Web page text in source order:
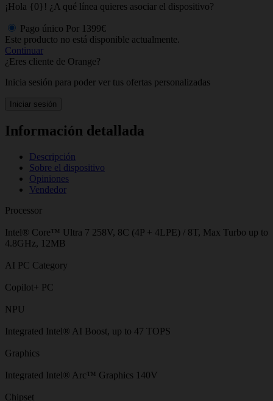
¡Hola {0}! ¿A qué línea quieres asociar el dispositivo?
Pago único Por 1399€
Este producto no está disponible actualmente.
Continuar
¿Eres cliente de Orange?
Inicia sesión para poder ver tus ofertas personalizadas
Iniciar sesión
Información detallada
Descripción
Sobre el dispositivo
Opiniones
Vendedor
Processor
Intel® Core™ Ultra 7 258V, 8C (4P + 4LPE) / 8T, Max Turbo up to
4.8GHz, 12MB
AI PC Category
Copilot+ PC
NPU
Integrated Intel® AI Boost, up to 47 TOPS
Graphics
Integrated Intel® Arc™ Graphics 140V
Chipset